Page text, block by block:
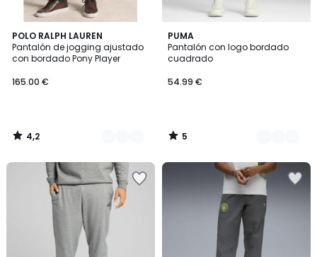
POLO RALPH LAUREN
Pantalón de jogging ajustado
con bordado Pony Player
165.00 €
4,2
/ 5
2
Colores
4,2
/
PUMA
Pantalón con logo bordado
cuadrado
54.99 €
5
/
5
3
Colores
5
/